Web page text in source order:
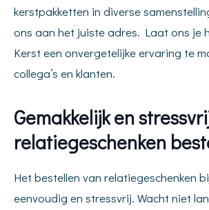
kerstpakketten in diverse
ons aan het juiste adres. Laat ons je
Kerst een onvergetelijke ervaring te
collega’s en klanten.
Gemakkelijk en
relatiegeschenken
Het bestellen van relatiegeschenken
eenvoudig en stressvrij. Wacht niet